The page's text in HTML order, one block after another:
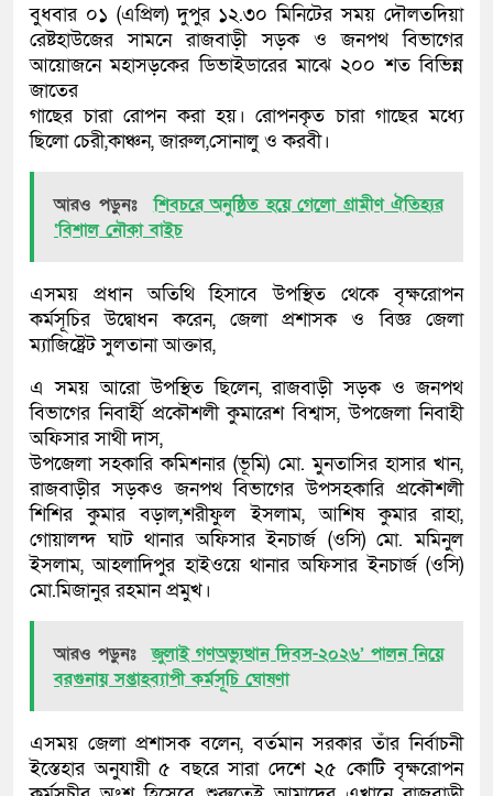
বুধবার ০১ (এপ্রিল) দুপুর ১২.৩০ মিনিটের সময় দৌলতদিয়া
রেষ্টহাউজের সামনে রাজবাড়ী সড়ক ও জনপথ বিভাগের
আয়োজনে মহাসড়কের ডিভাইডারের মাঝে ২০০ শত বিভিন্ন
জাতের
গাছের চারা রোপন করা হয়। রোপনকৃত চারা গাছের মধ্যে
ছিলো চেরী,কাঞ্চন, জারুল,সোনালু ও করবী।
আরও পড়ুনঃ
শিবচরে অনুষ্ঠিত হয়ে গেলো গ্রামীণ ঐতিহ্যর
‘বিশাল নৌকা বাইচ
এসময় প্রধান অতিথি হিসাবে উপস্থিত থেকে বৃক্ষরোপন
কর্মসূচির উদ্বোধন করেন, জেলা প্রশাসক ও বিজ্ঞ জেলা
ম্যাজিষ্ট্রেট সুলতানা আক্তার,
এ সময় আরো উপস্থিত ছিলেন, রাজবাড়ী সড়ক ও জনপথ
বিভাগের নিবার্হী প্রকৌশলী কুমারেশ বিশ্বাস, উপজেলা নিবাহী
অফিসার সাথী দাস,
উপজেলা সহকারি কমিশনার (ভূমি) মো. মুনতাসির হাসার খান,
রাজবাড়ীর সড়কও জনপথ বিভাগের উপসহকারি প্রকৌশলী
শিশির কুমার বড়াল,শরীফুল ইসলাম, আশিষ কুমার রাহা,
গোয়ালন্দ ঘাট থানার অফিসার ইনচার্জ (ওসি) মো. মমিনুল
ইসলাম, আহলাদিপুর হাইওয়ে থানার অফিসার ইনচার্জ (ওসি)
মো.মিজানুর রহমান প্রমুখ।
আরও পড়ুনঃ
জুলাই গণঅভ্যুত্থান দিবস-২০২৬’ পালন নিয়ে
বরগুনায় সপ্তাহব্যাপী কর্মসূচি ঘোষণা
এসময় জেলা প্রশাসক বলেন, বর্তমান সরকার তাঁর নির্বাচনী
ইস্তেহার অনুযায়ী ৫ বছরে সারা দেশে ২৫ কোটি বৃক্ষরোপন